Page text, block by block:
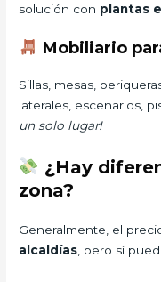
solución con plantas
Mobiliario
Sillas, mesas,
laterales, escenarios,
un solo lugar!
¿Hay
zona?
Generalmente, el
alcaldías, pero sí